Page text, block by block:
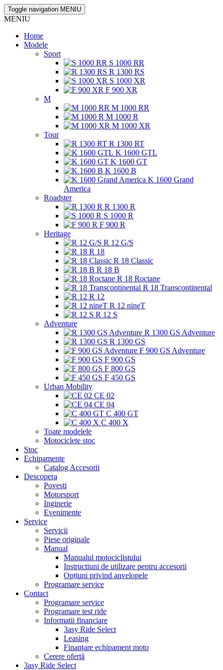
Toggle navigation MENIU
MENIU
Home
Modele
Sport
S 1000 RR
R 1300 RS
S 1000 XR
F 900 XR
M
M 1000 RR
M 1000 R
M 1000 XR
Tour
R 1300 RT
K 1600 GTL
K 1600 GT
K 1600 B
K 1600 Grand
America
Roadster
R 1300 R
S 1000 R
F 900 R
Heritage
R 12 G/S
R 18
R 18 Classic
R 18 B
R 18 Roctane
R 18 Transcontinental
R 12
R 12 nineT
R 12 S
Adventure
R 1300 GS Adventure
R 1300 GS
F 900 GS Adventure
F 900 GS
F 800 GS
F 450 GS
Urban Mobility
CE 02
CE 04
C 400 GT
C 400 X
Toate modelele
Motociclete stoc
Stoc
Echipamente
Catalog Accesorii
Descopera
Povesti
Motorsport
Inginerie
Evenimente
Service
Servicii
Piese originale
Manual
Manualul motociclistului
Instructiuni de utilizare pentru accesorii
Opțiuni privind anvelopele
Programare service
Contact
Programare service
Programare test ride
Informatii financiare
3asy Ride Select
Leasing
Finanțare echipament moto
Cerere ofertă
3asy Ride Select